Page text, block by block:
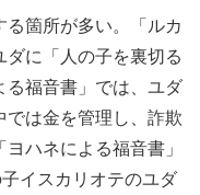
箇所が多い。「ルカ
に「人の子を裏切る
る福音書」では、ユダ
では金を管理し、詐欺
ハネによる福音書」
イスカリオテのユダ